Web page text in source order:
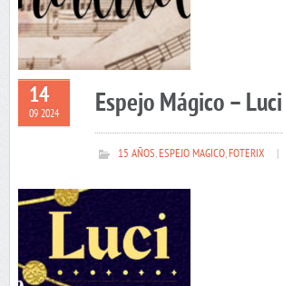
14
09 2024 Espejo Mágico – Luci
15 AÑOS,ESPEJO MAGICO,FOTERIX